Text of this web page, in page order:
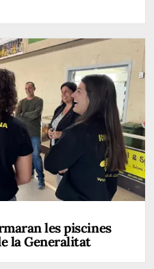
les piscines
la Generalitat